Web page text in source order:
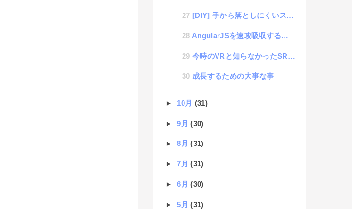
[DIY] 手から落としにくいスマホケースを作る
AngularJSを速攻吸収する方法 #1
今時のVRと知らなかったSRについての調査
成長するための大事な事
► 10月 (31)
►9月(30)
►8月(31)
►7月(31)
►6月(30)
►5月(31)